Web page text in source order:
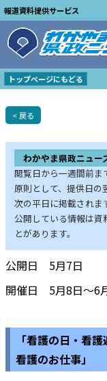
報道資料提供サービス
トップページにもどる
< 戻る
わかやま県政ニュー
閲覧日から一週間前ま
原則として、提供日の
次の平日に掲載されま
公開している情報は
とがあります。
公開日 5月7日
開催日 5月8日～6
「看護の日・看
看護のお仕事」